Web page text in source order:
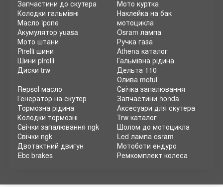
Запчастини до скутера
Колодки гальмівні
Масло ipone
Акумулятор yuasa
Мото штани
Pirelli шини
Шини pirelli
Диски trw
Мото куртка
Наклейка на бак
мотоцикла
Osram лампа
Ручка газа
Athena каталог
Гальмівна рідина
Дельта 110
Олива motul
Repsol масло
Генератор на скутер
Тормозна рідина
Колодки тормозні
Свічки запалювання ngk
Свічки ngk
Двотактний двигун
Ebc brakes
Свічка запалювання
Запчастини honda
Аксесуари для скутера
Trw каталог
Шолом до мотоцикла
Led лампа osram
Мотоботи ендуро
Ремкомплект колеса